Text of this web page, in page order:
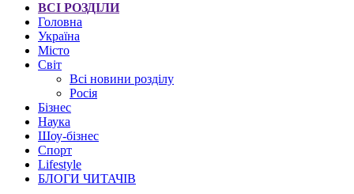
ВСІ РОЗДІЛИ
Головна
Україна
Місто
Світ
Всі новини розділу
Росія
Бізнес
Наука
Шоу-бізнес
Спорт
Lifestyle
БЛОГИ ЧИТАЧІВ